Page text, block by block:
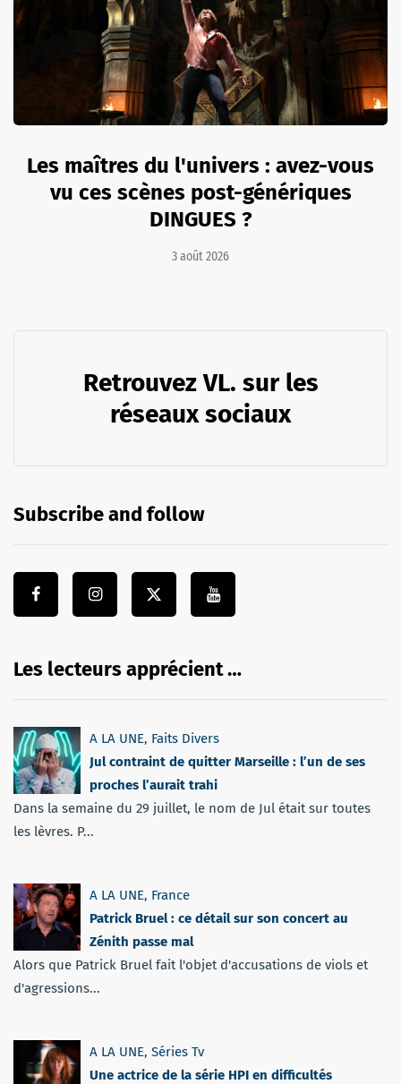
Les maîtres du l'univers : avez-vous
vu ces scènes post-génériques
DINGUES ?
3 août 2026
Retrouvez VL. sur les
réseaux sociaux
Subscribe and follow
Les lecteurs apprécient …
A LA UNE, Faits Divers
Jul contraint de quitter Marseille : l’un de ses
proches l’aurait trahi
Dans la semaine du 29 juillet, le nom de Jul était sur toutes
les lèvres. P...
A LA UNE, France
Patrick Bruel : ce détail sur son concert au
Zénith passe mal
Alors que Patrick Bruel fait l'objet d'accusations de viols et
d'agressions...
A LA UNE, Séries Tv
Une actrice de la série HPI en difficultés